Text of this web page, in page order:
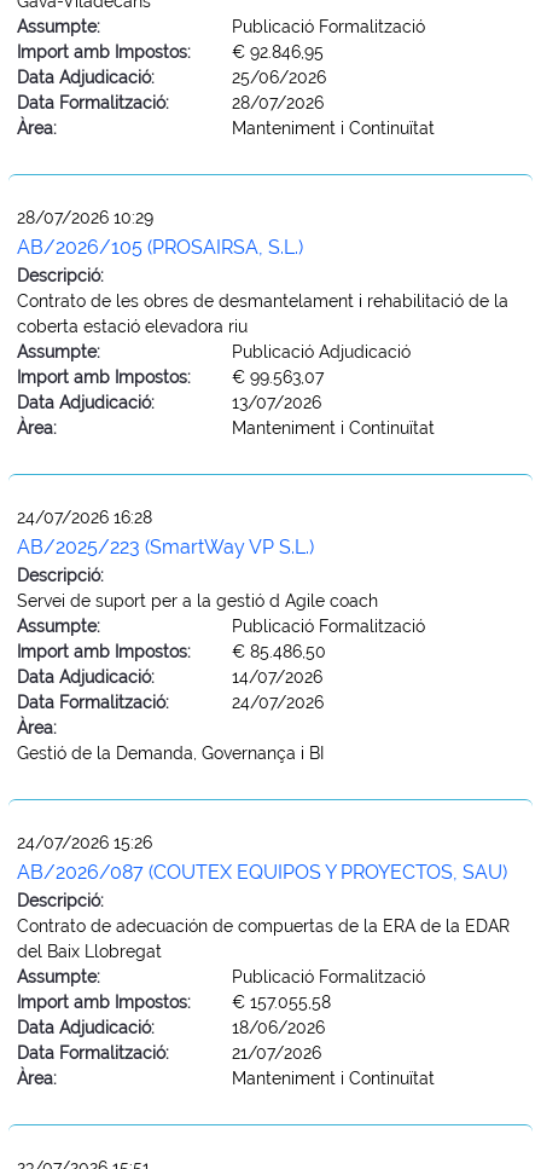
Assumpte:
Publicació Formalització
Import amb Impostos:
€ 92.846,95
Data Adjudicació:
25/06/2026
Data Formalització:
28/07/2026
Àrea:
Manteniment i Continuïtat
28/07/2026 10:29
AB/2026/105 (PROSAIRSA, S.L.)
Descripció:
Contrato de les obres de desmantelament i rehabilitació de la
coberta estació elevadora riu
Assumpte:
Publicació Adjudicació
Import amb Impostos:
€ 99.563,07
Data Adjudicació:
13/07/2026
Àrea:
Manteniment i Continuïtat
24/07/2026 16:28
AB/2025/223 (SmartWay VP S.L.)
Descripció:
Servei de suport per a la gestió d Agile coach
Assumpte:
Publicació Formalització
Import amb Impostos:
€ 85.486,50
Data Adjudicació:
14/07/2026
Data Formalització:
24/07/2026
Àrea:
Gestió de la Demanda, Governança i BI
24/07/2026 15:26
AB/2026/087 (COUTEX EQUIPOS Y PROYECTOS, SAU)
Descripció:
Contrato de adecuación de compuertas de la ERA de la EDAR
del Baix Llobregat
Assumpte:
Publicació Formalització
Import amb Impostos:
€ 157.055,58
Data Adjudicació:
18/06/2026
Data Formalització:
21/07/2026
Àrea:
Manteniment i Continuïtat